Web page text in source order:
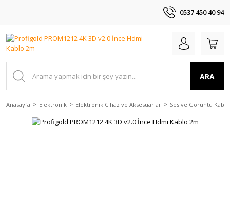
0537 450 40 94
ARA
Anasayfa Elektronik Elektronik Cihaz ve Aksesuarlar Ses ve Görüntü